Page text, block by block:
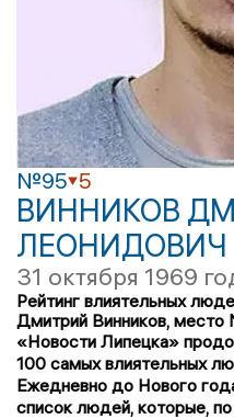
№95 5
ВИННИКОВ
ЛЕОНИДОВИЧ
31 октября 1969
Рейтинг влиятельных
Дмитрий Винников,
«Новости Липецка»
100 самых влиятельных
Ежедневно до Нового
список людей, которые,